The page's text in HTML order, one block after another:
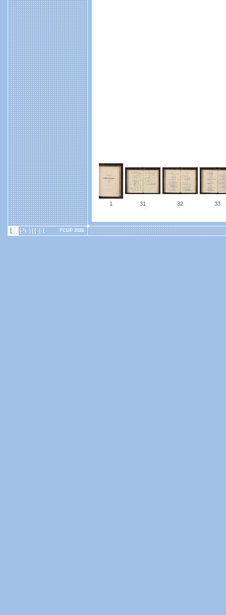
1 31 32 33
FCUP 2026